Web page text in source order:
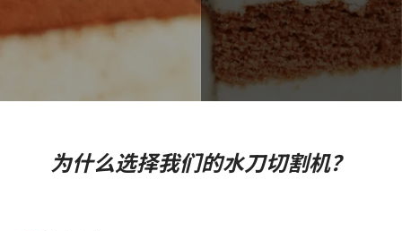
为什么选择我们的水刀切割机？